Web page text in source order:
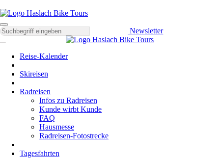
Newsletter
Reise-Kalender
Skireisen
Radreisen
Infos zu Radreisen
Kunde wirbt Kunde
FAQ
Hausmesse
Radreisen-Fotostrecke
Tagesfahrten